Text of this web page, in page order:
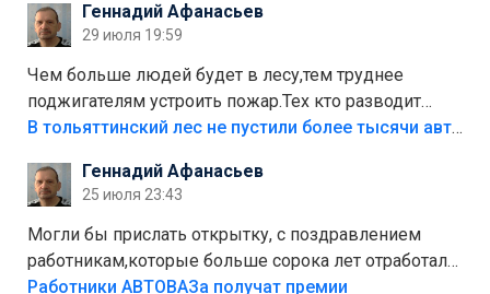
лежала в парке и испортилась.Да еще,видимо,часть
украли.
Геннадий Афанасьев
29 июля 19:59
Чем больше людей будет в лесу,тем труднее
поджигателям устроить пожар.Тех кто разводит
костры,тех надо безбожно штрафовать.Камер полно
Штрафы мизерные.
В тольяттинский лес не пустили более тысячи автомобилей
Геннадий Афанасьев
25 июля 23:43
Могли бы прислать открытку, с поздравлением
работникам,которые больше сорока лет отработали
на предприятии.
Работники АВТОВАЗа получат премии